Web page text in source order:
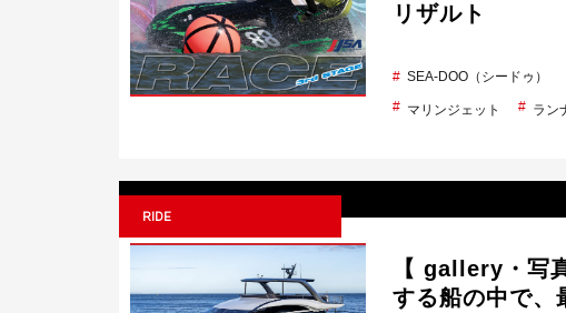
リザルト
SEA-DOO（シードゥ）
マリンジェット
ラン
RIDE
【 gallery・写
する船の中で、